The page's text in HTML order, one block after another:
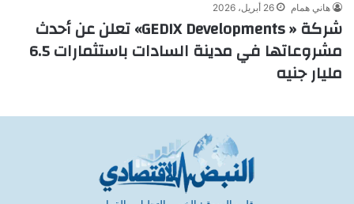
هاني همام 26 أبريل، 2026
شركة « GEDIX Developments» تعلن عن أحدث
مشروعاتها في مدينة السادات باستثمارات 6.5
مليار جنيه